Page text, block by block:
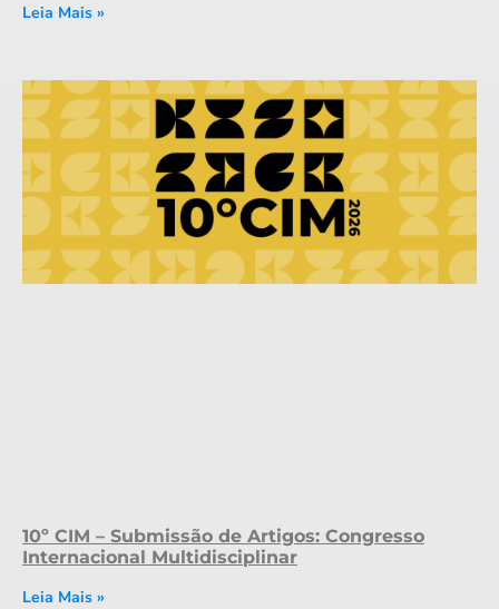
Leia Mais »
10º CIM – Submissão de Artigos: Congresso
Internacional Multidisciplinar
Leia Mais »